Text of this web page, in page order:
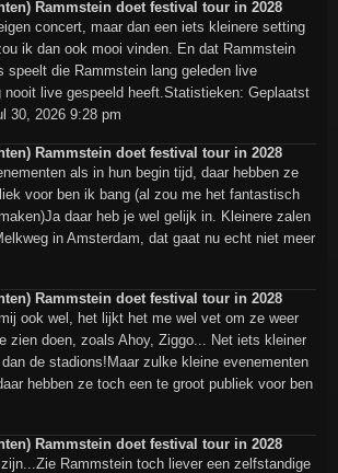
Rammstein doet festival tour in 2028
concert, maar dan een iets kleinere setting
ik dan ook mooi vinden. En dat Rammstein
speelt die Rammstein lang geleden live
nooit live gespeeld heeft.Statistieken: Geplaatst
30, 2026 9:28 pm
Rammstein doet festival tour in 2028
als in hun begin tijd, daar hebben ze
voor ben ik bang (al zou me het fantastisch
daar heb je wel gelijk in. Kleinere zalen
in Amsterdam, dat gaat nu echt niet meer
Rammstein doet festival tour in 2028
ook wel, het lijkt het me wel vet om ze weer
zien doen, zoals Ahoy, Ziggo... Net iets kleiner
de stadions!Maar zulke kleine evenementen
hebben ze toch een te groot publiek voor ben
Rammstein doet festival tour in 2028
Rammstein toch liever een zelfstandige